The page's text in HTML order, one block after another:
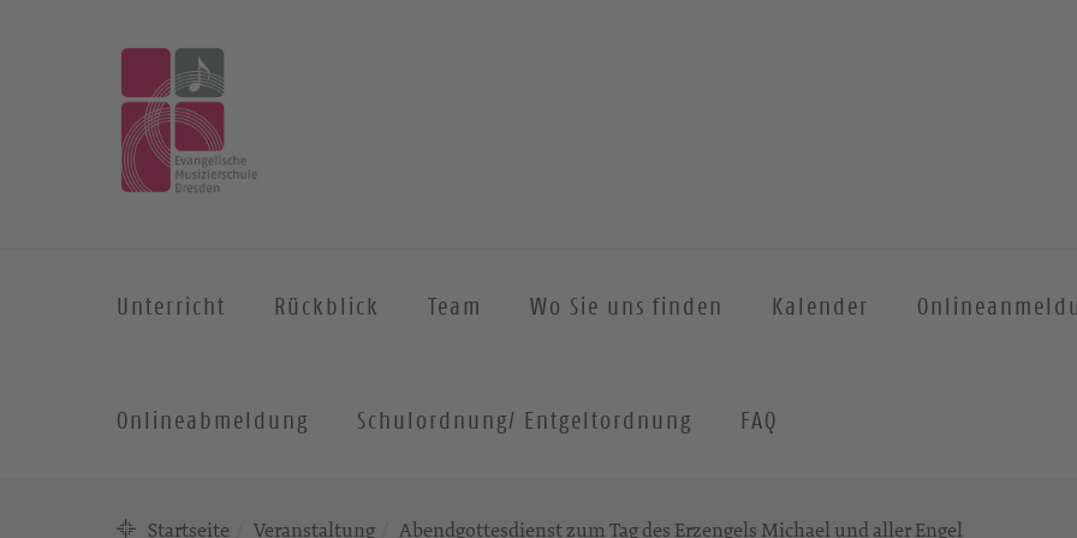
Unterricht Rückblick Team Wo Sie uns finden Kalender
Onlineabmeldung Schulordnung/ Entgeltordnung FAQ
Startseite Veranstaltung Abendgottesdienst zum Tag des Erzengels Michael und aller Engel